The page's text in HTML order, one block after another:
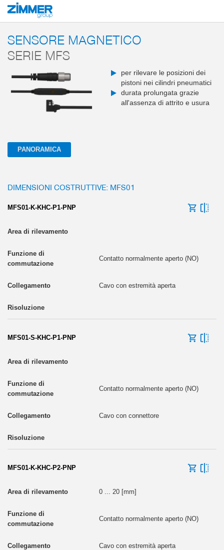
Inizio Prodotti
SENSORE MAGNETICO
SERIE MFS
per rilevare le posizioni dei
pistoni nei cilindri pneumatici
durata prolungata grazie
all'assenza di attrito e usura
PANORAMICA
DIMENSIONI COSTRUTTIVE: MFS01
MFS01-K-KHC-P1-PNP
Contatto normalmente aperto (NO)
Cavo con estremità aperta
MFS01-S-KHC-P1-PNP
Contatto normalmente aperto (NO)
Cavo con connettore
MFS01-K-KHC-P2-PNP
0 ... 20 [mm]
Contatto normalmente aperto (NO)
Cavo con estremità aperta